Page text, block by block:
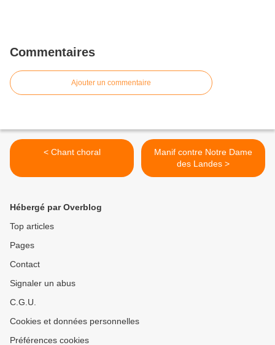
Commentaires
Ajouter un commentaire
< Chant choral
Manif contre Notre Dame
des Landes >
Hébergé par Overblog
Top articles
Pages
Contact
Signaler un abus
C.G.U.
Cookies et données personnelles
Préférences cookies